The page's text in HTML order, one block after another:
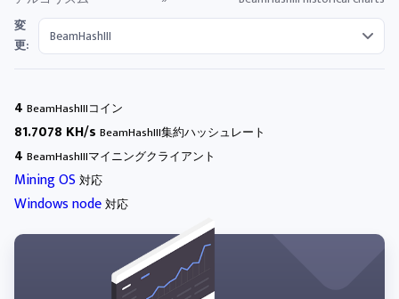
変
更:
4 BeamHashIIIコイン
81.7078 KH/s BeamHashIII集約ハッシュレート
4 BeamHashIIIマイニングクライアント
Mining OS 対応
Windows node対応